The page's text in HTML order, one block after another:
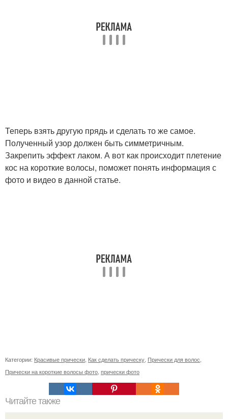
Теперь взять другую прядь и сделать то же самое.
Полученный узор должен быть симметричным.
Закрепить эффект лаком. А вот как происходит плетение
кос на короткие волосы, поможет понять информация с
фото и видео в данной статье.
Категории: Красивые прически Как сделать прическу Прически для волос
Прически на короткие волосы фото прически фото
Читайте также